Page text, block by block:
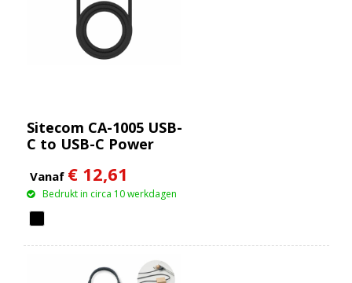
Sitecom CA-1005 USB-
C to USB-C Power
Vanaf € 12,61
Bedrukt in circa 10 werkdagen